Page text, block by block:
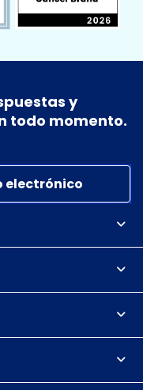
y
todo momento.
electrónico